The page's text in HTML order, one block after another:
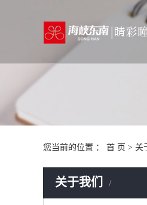
您当前的位置 ： 首 页 > 关
关于我们